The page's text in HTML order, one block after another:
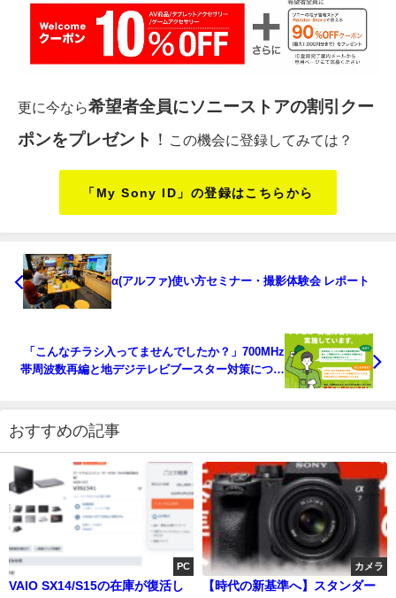
更に今なら希望者全員にソニーストアの割引クー
ポンをプレゼント ！ この機会に登録してみては？
「My Sony ID」の登録はこちらから
α(アルファ)使い方セミナー・撮影体験会 レポート
「こんなチラシ入ってませんでしたか？」700MHz
帯周波数再編と地デジテレビブースター対策につい
おすすめの記事
PC
VAIO SX14/S15の在庫が復活し
カメラ
【時代の新基準へ】スタンダー